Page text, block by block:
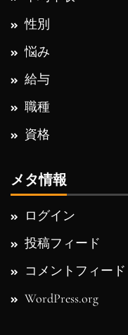
性別
悩み
給与
職種
資格
メタ情報
ログイン
投稿フィード
コメントフィード
WordPress.org